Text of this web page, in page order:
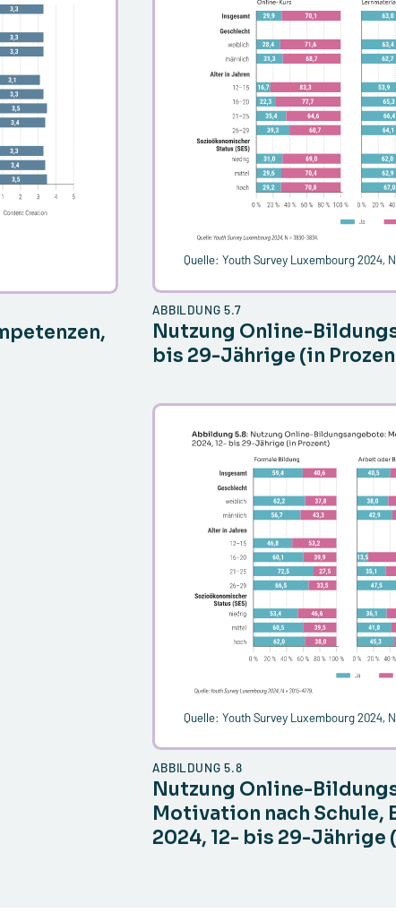
Quelle: Youth Survey Luxembourg 2024,
ABBILDUNG 5.7
Nutzung Online-
bis 29-Jährige (in
Quelle: Youth Survey Luxembourg 2024,
ABBILDUNG 5.8
Nutzung Online-
Motivation nach Schule,
2024, 12- bis 29-Jährige